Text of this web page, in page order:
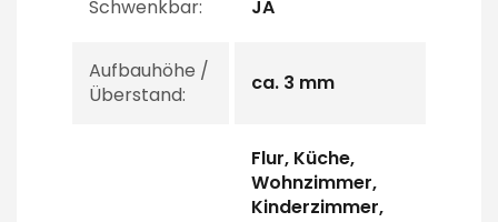
Schwenkbar: JA
Aufbauhöhe /
Überstand:
ca. 3 mm
Flur, Küche,
Wohnzimmer,
Kinderzimmer,